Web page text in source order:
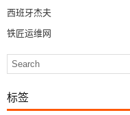
西班牙杰夫
铁匠运维网
标签